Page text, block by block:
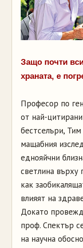
Защо почти
храната, е
Професор по
от най-
бестселъри,
мащабния
еднояйчни
светлина върху
как
влияят на
Докато
проф. Спектър
на научна